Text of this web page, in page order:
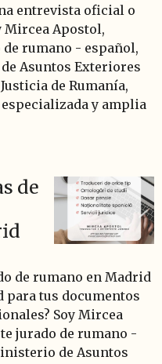
entrevista oficial o
Mircea Apostol,
rumano - español,
Asuntos Exteriores
de Rumanía,
y amplia
de
de rumano en Madrid
para tus documentos
Soy Mircea
jurado de rumano -
de Asuntos